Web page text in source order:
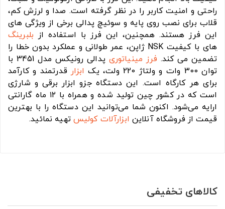
راحتی و امنیت کاربر را در نظر گرفته است. صدا و لرزش کم،
قلاب برای نصب روی پایه و سوئیچ پدالی برخی از ویژگی های
این فرز هستند. همچنین، این فرز با استفاده از بلبرینگ
های با کیفیت NSK ژاپن، عمر طولانی و عملکرد بدون خطا را
تضمین می کند. فرز مینیاتوری
پدالی رونیکس مدل 3451 با
توان 300 وات و ولتاژ 220 ولت، یک
ابزار قدرتمند و کارآمد
برای هر کارگاه است. این دستگاه جزو ابزار برقی و شارژی
است که در کشور چین تولید شده و همراه با ۱۲ ماه گارانتی
ارایه می‌شود. اکنون شما می‌توانید این دستگاه را با بهترین
قیمت از فروشگاه آنلاین ابزارآلات کولیس تهیه نمائید.
کالاهای تخفیفی